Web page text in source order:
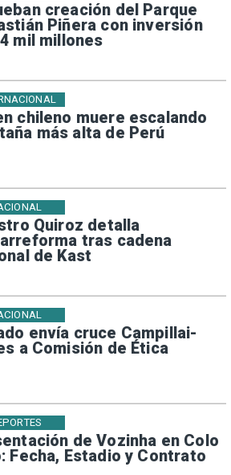
creación del Parque
Piñera con inversión
mil millones
chileno muere escalando
más alta de Perú
Quiroz detalla
tras cadena
de Kast
envía cruce Campillai-
a Comisión de Ética
de Vozinha en Colo
Fecha, Estadio y Contrato